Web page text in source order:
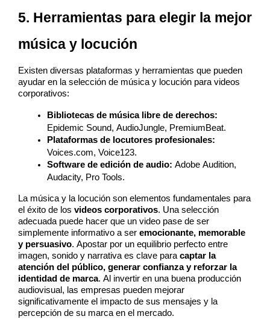
5. Herramientas para elegir la mejor
música y locución
Existen diversas plataformas y herramientas que pueden
ayudar en la selección de música y locución para videos
corporativos:
Bibliotecas de música libre de derechos:
Epidemic Sound, AudioJungle, PremiumBeat.
Plataformas de locutores profesionales:
Voices.com, Voice123.
Software de edición de audio: Adobe Audition,
Audacity, Pro Tools.
La música y la locución son elementos fundamentales para
el éxito de los videos corporativos. Una selección
adecuada puede hacer que un video pase de ser
simplemente informativo a ser emocionante, memorable
y persuasivo. Apostar por un equilibrio perfecto entre
imagen, sonido y narrativa es clave para captar la
atención del público, generar confianza y reforzar la
identidad de marca. Al invertir en una buena producción
audiovisual, las empresas pueden mejorar
significativamente el impacto de sus mensajes y la
percepción de su marca en el mercado.